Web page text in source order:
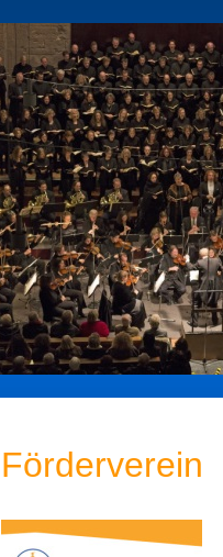
Förderverein